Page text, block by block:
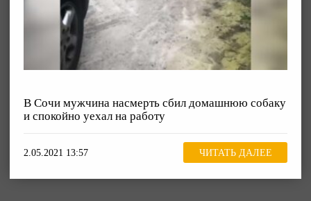
В Сочи мужчина насмерть сбил домашнюю собаку
и спокойно уехал на работу
2.05.2021 13:57 ЧИТАТЬ ДАЛЕЕ